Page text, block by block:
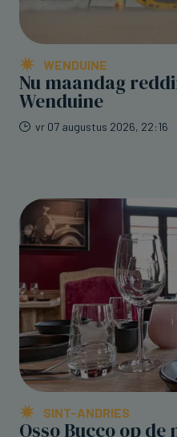
WENDUINE
Nu maandag
Wenduine
vr 07 augustus 2026, 22:16
SINT-ANDRIES
Osso Bucco op